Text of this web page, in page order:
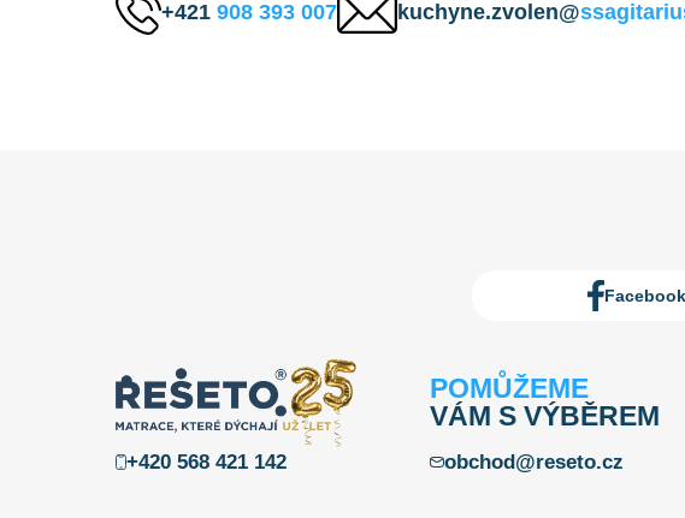
+421 908 393 007 kuchyne.zvolen@
Facebook
POMŮŽEME
VÁM S VÝBĚREM
+420 568 421 142 obchod@reseto.cz